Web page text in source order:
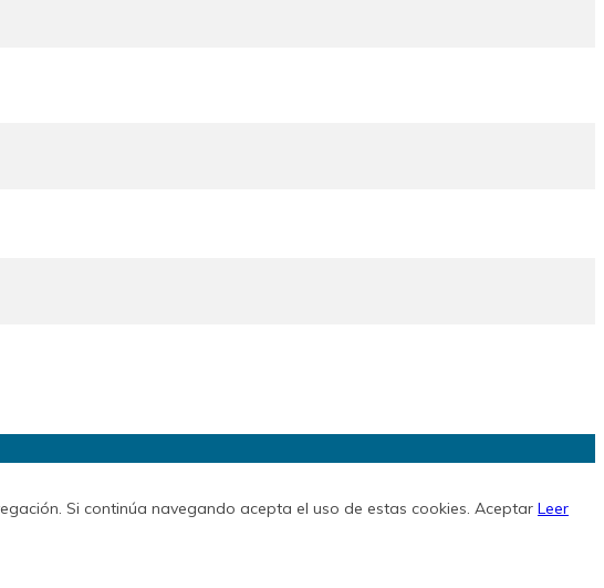
Si continúa navegando acepta el uso de estas cookies. Aceptar Leer